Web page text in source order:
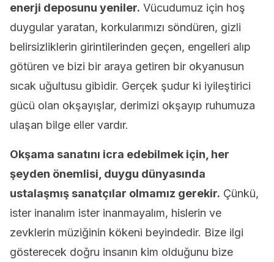
enerji deposunu yeniler. Vücudumuz için hoş
duygular yaratan, korkularımızı söndüren, gizli
belirsizliklerin girintilerinden geçen, engelleri alıp
götüren ve bizi bir araya getiren bir okyanusun
sıcak uğultusu gibidir. Gerçek şudur ki iyileştirici
gücü olan okşayışlar, derimizi okşayıp ruhumuza
ulaşan bilge eller vardır.
Okşama sanatını icra edebilmek için, her
şeyden önemlisi, duygu dünyasında
ustalaşmış sanatçılar olmamız gerekir. Çünkü,
ister inanalım ister inanmayalım, hislerin ve
zevklerin müziğinin kökeni beyindedir. Bize ilgi
gösterecek doğru insanın kim olduğunu bize